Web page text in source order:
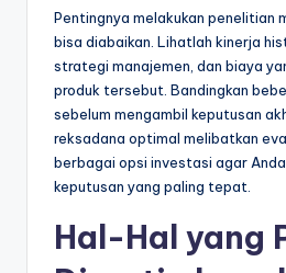
Pentingnya melakukan penelitian
bisa diabaikan. Lihatlah kinerja
strategi manajemen, dan biaya
produk tersebut. Bandingkan
sebelum mengambil keputusan
reksadana optimal melibatkan
berbagai opsi investasi agar
keputusan yang paling tepat.
Hal-Hal yang